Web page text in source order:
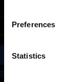
Preferences
Statistics
Windows